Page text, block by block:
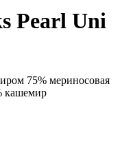
Pearl Uni
75% мериносовая
кашемир